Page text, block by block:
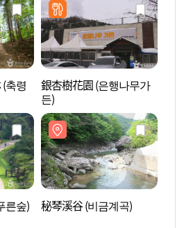
축령
銀杏樹花園 (은행나무가
든)
른숲) 秘琴溪谷 (비금계곡)